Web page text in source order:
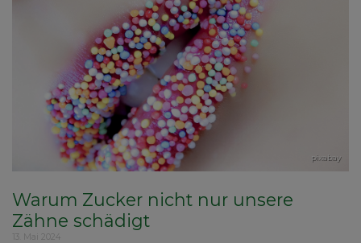
pixabay
Warum Zucker nicht nur unsere
Zähne schädigt
13. Mai 2024